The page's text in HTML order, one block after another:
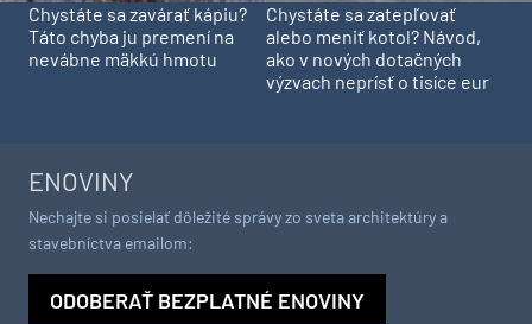
Chystáte sa zavárať kápiu?
Táto chyba ju premení na
nevábne mäkkú hmotu
Chystáte sa zatepľovať
alebo meniť kotol? Návod,
ako v nových dotačných
výzvach neprísť o tisíce eur
ENOVINY
Nechajte si posielať dôležité správy zo sveta architektúry a
stavebníctva emailom:
ODOBERAŤ BEZPLATNÉ ENOVINY